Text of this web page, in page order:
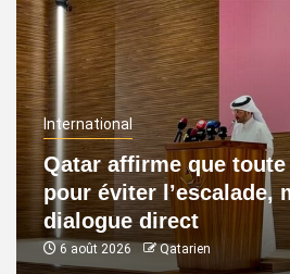
International
Qatar affirme que
pour éviter l’escalade,
dialogue direct
6 août 2026 Qatarien